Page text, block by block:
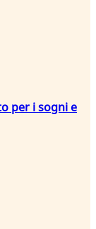
per i sogni e